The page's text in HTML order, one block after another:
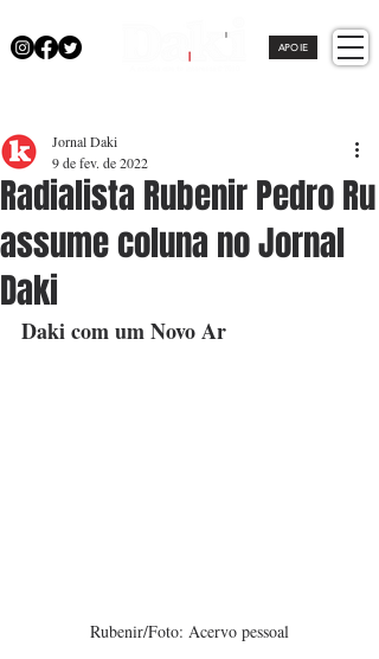
APOIE
Radialista Rubenir Pedro Ru
assume coluna no Jornal
Daki
Jornal Daki
9 de fev. de 2022
Daki com um Novo Ar
Rubenir/Foto: Acervo pessoal